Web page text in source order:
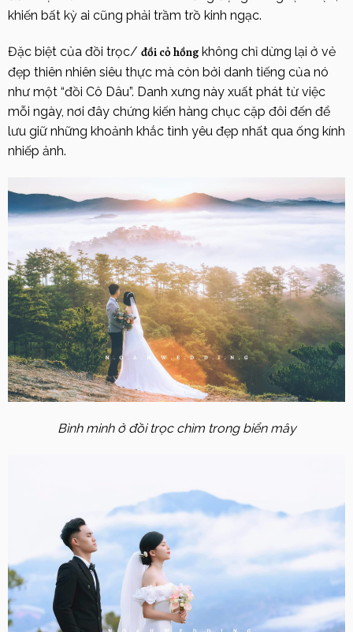
khiến bất kỳ ai cũng phải trầm trồ kinh ngạc.
Đặc biệt của đồi trọc/ đồi cỏ hồng không chỉ dừng lại ở vẻ
đẹp thiên nhiên siêu thực mà còn bởi danh tiếng của nó
như một “đồi Cô Dâu”. Danh xưng này xuất phát từ việc
mỗi ngày, nơi đây chứng kiến hàng chục cặp đôi đến để
lưu giữ những khoảnh khắc tình yêu đẹp nhất qua ống kính
nhiếp ảnh.
Bình minh ở đồi trọc chìm trong biển mây